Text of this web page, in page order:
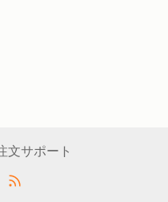
文サポート